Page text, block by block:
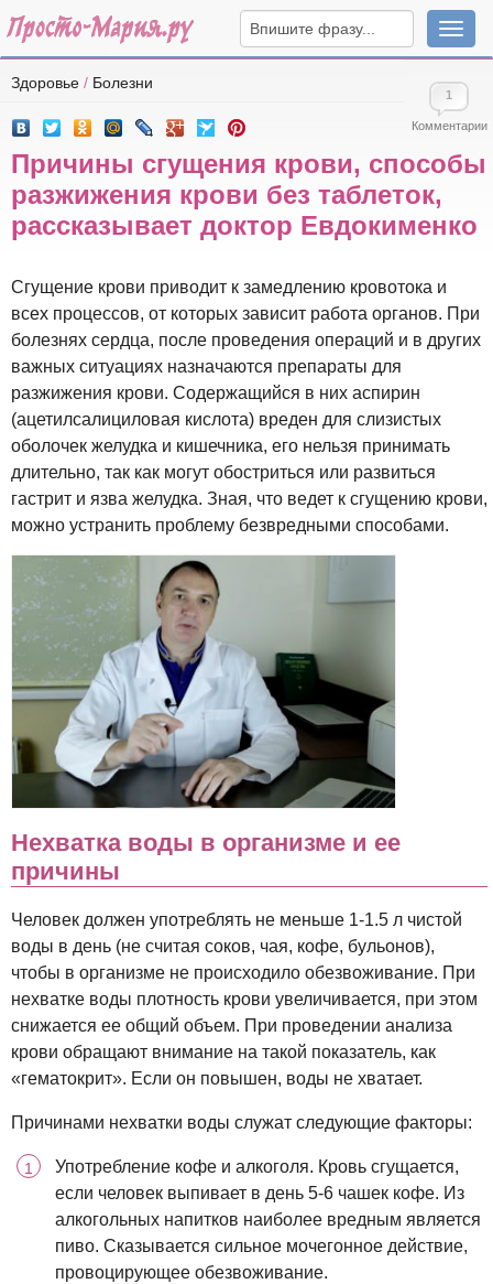
Здоровье / Болезни
1
Комментарии
Причины сгущения крови, способы
разжижения крови без таблеток,
рассказывает доктор Евдокименко
Сгущение крови приводит к замедлению кровотока и
всех процессов, от которых зависит работа органов. При
болезнях сердца, после проведения операций и в других
важных ситуациях назначаются препараты для
разжижения крови. Содержащийся в них аспирин
(ацетилсалициловая кислота) вреден для слизистых
оболочек желудка и кишечника, его нельзя принимать
длительно, так как могут обостриться или развиться
гастрит и язва желудка. Зная, что ведет к сгущению крови,
можно устранить проблему безвредными способами.
Нехватка воды в организме и ее
причины
Человек должен употреблять не меньше 1-1.5 л чистой
воды в день (не считая соков, чая, кофе, бульонов),
чтобы в организме не происходило обезвоживание. При
нехватке воды плотность крови увеличивается, при этом
снижается ее общий объем. При проведении анализа
крови обращают внимание на такой показатель, как
«гематокрит». Если он повышен, воды не хватает.
Причинами нехватки воды служат следующие факторы:
Употребление кофе и алкоголя. Кровь сгущается,
если человек выпивает в день 5-6 чашек кофе. Из
алкогольных напитков наиболее вредным является
пиво. Сказывается сильное мочегонное действие,
провоцирующее обезвоживание.